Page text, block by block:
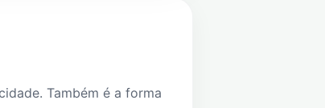
Também é a forma